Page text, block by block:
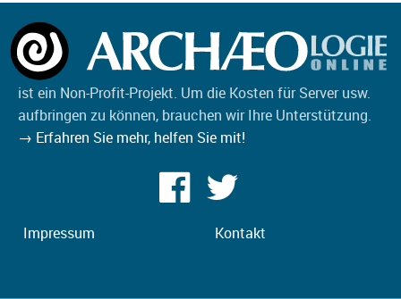
ist ein Non-Profit-Projekt. Um die Kosten für Server usw.
aufbringen zu können, brauchen wir Ihre Unterstützung.
→ Erfahren Sie mehr, helfen Sie mit!
Impressum Kontakt